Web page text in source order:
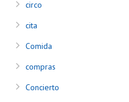
circo
cita
Comida
compras
Concierto